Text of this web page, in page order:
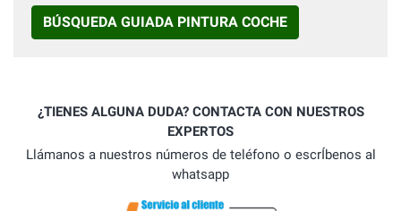
BÚSQUEDA GUIADA PINTURA COCHE
¿TIENES ALGUNA DUDA? CONTACTA CON NUESTROS
EXPERTOS
Llámanos a nuestros números de teléfono o escrÍbenos al
whatsapp